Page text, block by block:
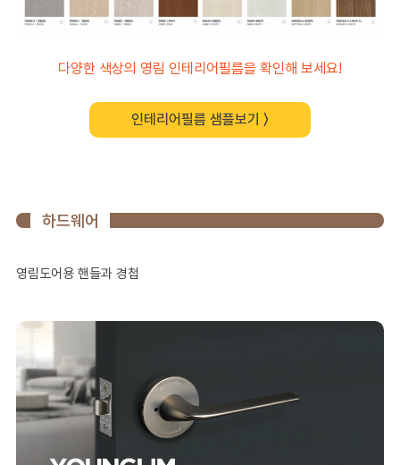
다양한 색상의 영림 인테리어필름을 확인해 보세요!
인테리어필름 샘플보기 〉
하드웨어
영림도어용 핸들과 경첩